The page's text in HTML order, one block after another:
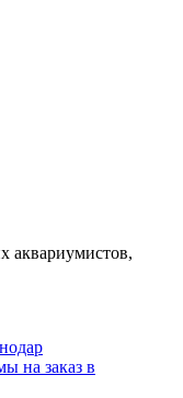
аквариумистов,